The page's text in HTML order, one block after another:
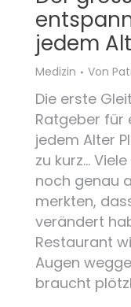
jedem
Medizin Von
Die erste
Ratgeber für
jedem Alter
zu kurz…
noch genau
merkten,
verändert
Restaurant
Augen
braucht